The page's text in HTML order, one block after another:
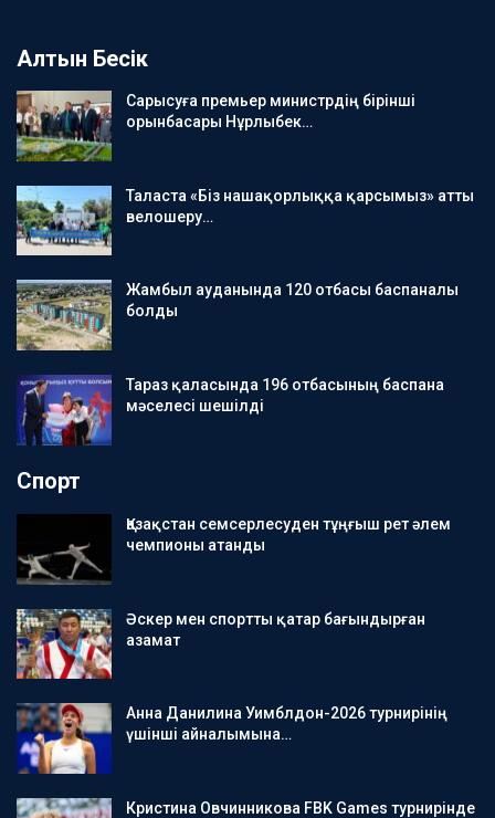
Алтын Бесік
Сарысуға премьер министрдің бірінші
орынбасары Нұрлыбек…
Таласта «Біз нашақорлыққа қарсымыз» атты
велошеру…
Жамбыл ауданында 120 отбасы баспаналы
болды
Тараз қаласында 196 отбасының баспана
мәселесі шешілді
Спорт
Қазақстан семсерлесуден тұңғыш рет әлем
чемпионы атанды
Әскер мен спортты қатар бағындырған
азамат
Анна Данилина Уимблдон-2026 турнирінің
үшінші айналымына…
Кристина Овчинникова FBK Games турнирінде